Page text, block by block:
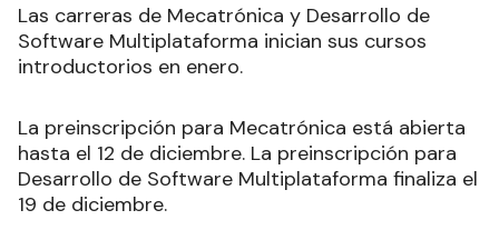
Las carreras de Mecatrónica y Desarrollo de
Software Multiplataforma inician sus cursos
introductorios en enero.
La preinscripción para Mecatrónica está abierta
hasta el 12 de diciembre. La preinscripción para
Desarrollo de Software Multiplataforma finaliza el
19 de diciembre.